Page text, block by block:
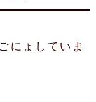
にょしていま